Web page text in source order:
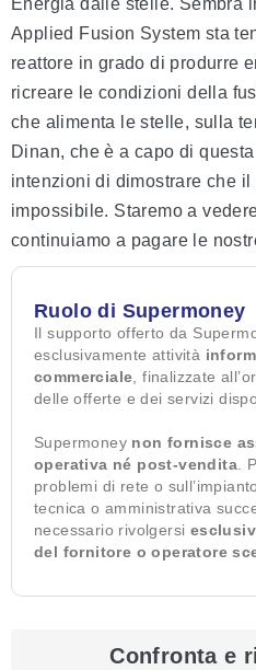
Energia dalle stelle. Sembra
Applied Fusion System sta
reattore in grado di produrre
ricreare le condizioni della
che alimenta le stelle, sulla
Dinan, che è a capo di
intenzioni di dimostrare che
impossibile. Staremo a
continuiamo a pagare le
Ruolo di Supermoney
Il supporto offerto da
esclusivamente attività
commerciale , finalizzate
delle offerte e dei servizi
Supermoney non fornisce
operativa né post-vendita .
problemi di rete o
tecnica o amministrativa
necessario rivolgersi
del fornitore o operatore
Confronta e